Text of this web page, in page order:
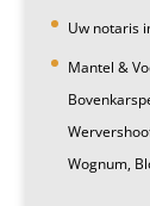
Uw notaris
Mantel &
Wognum,